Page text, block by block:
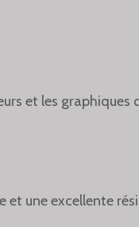
et les graphiques
une excellente